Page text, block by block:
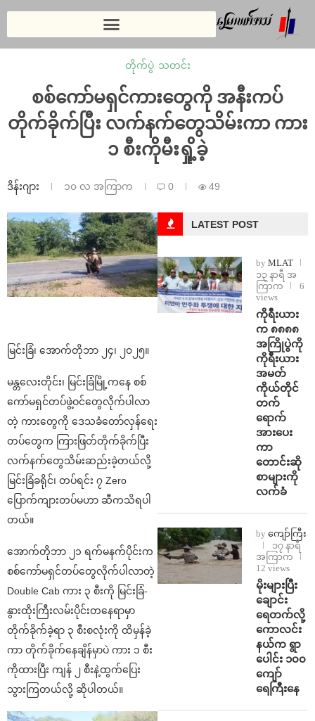
တိုက်ပွဲ, သတင်း
စစ်ကော်မရှင်ကားတွေကို အနီးကပ်
တိုက်ခိုက်ပြီး လက်နက်တွေသိမ်းကာ ကား
၁ စီးကိုမီးရှို့ခဲ့
ဒိန်းဂျား ၁၀ လ အကြာက 0 49
မြင်းခြံ၊ အောက်တိုဘာ ၂၄၊ ၂၀၂၅။
မန္တလေးတိုင်း၊ မြင်းခြံမြို့ကနေ စစ်
ကော်မရှင်တပ်ဖွဲ့ဝင်တွေလိုက်ပါလာ
တဲ့ ကားတွေကို ဒေသခံတော်လှန်ရေး
တပ်တွေက ကြားဖြတ်တိုက်ခိုက်ပြီး
လက်နက်တွေသိမ်းဆည်းခဲ့တယ်လို့
မြင်းခြံခရိုင်၊ တပ်ရင်း ၇ Zero
ပြောက်ကျားတပ်မဟာ ဆီကသိရပါ
တယ်။
အောက်တိုဘာ ၂၁ ရက်မနက်ပိုင်းက
စစ်ကော်မရှင်တပ်တွေလိုက်ပါလာတဲ့
Double Cab ကား ၃ စီးကို မြင်းခြံ-
နွားထိုးကြီးလမ်းပိုင်းတနေရာမှာ
တိုက်ခိုက်ခဲ့ရာ ၃ စီးစလုံးကို ထိမှန်ခဲ့
ကာ တိုက်ခိုက်နေချိန်မှာပဲ ကား ၁ စီး
ကိုထားပြီး ကျန် ၂ စီးနဲ့ထွက်ပြေး
သွားကြတယ်လို့ ဆိုပါတယ်။
LATEST POST
by MLAT
၁၃ နာရီ အ
ကြာက
6
views
ကိုရီးယား
က ၈၈၈၈
အကြိုပွဲကို
ကိုရီးယား
အမတ်
ကိုယ်တိုင်
တက်
ရောက်
အားပေး
ကာ
တောင်းဆို
စာများကို
လက်ခံ
by ကျော်ကြီး
၁၇ နာရီ
အကြာက
12 views
⁨မိုးများပြီး
ချောင်း
ရေတက်လို့
ကောလင်း
နယ်က ရွာ
ပေါင်း ၁၀၀
ကျော်
ရေကြီးနေ